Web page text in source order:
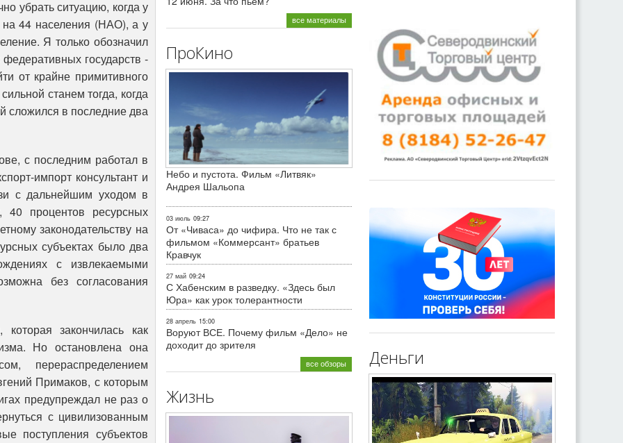
убрать ситуацию, когда у
на 44 населения (НАО), а у
Я только обозначил
государств -
от крайне примитивного
станем тогда, когда
сложился в последние два
с последним работал в
импорт консультант и
с дальнейшим уходом в
40 процентов ресурсных
законодательству на
субъектах было два
с извлекаемыми
без согласования
закончилась как
Но остановлена она
перераспределением
Примаков, с которым
предупреждал не раз о
с цивилизованным
поступления субъектов
все материалы
ПроКино
Небо и пустота. Фильм «Литвяк»
Андрея Шальопа
03 июль 09:27
От «Чиваса» до чифира. Что не так с
фильмом «Коммерсант» братьев
Кравчук
27 май 09:24
С Хабенским в разведку. «Здесь был
Юра» как урок толерантности
28 апрель 15:00
Воруют ВСЕ. Почему фильм «Дело» не
доходит до зрителя
все обзоры
Жизнь
Деньги